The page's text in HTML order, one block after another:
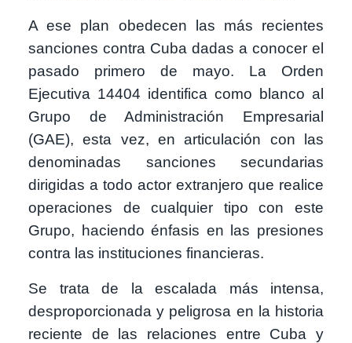
A ese plan obedecen las más recientes
sanciones contra Cuba dadas a conocer el
pasado primero de mayo. La Orden
Ejecutiva 14404 identifica como blanco al
Grupo de Administración Empresarial
(GAE), esta vez, en articulación con las
denominadas sanciones secundarias
dirigidas a todo actor extranjero que realice
operaciones de cualquier tipo con este
Grupo, haciendo énfasis en las presiones
contra las instituciones financieras.
Se trata de la escalada más intensa,
desproporcionada y peligrosa en la historia
reciente de las relaciones entre Cuba y